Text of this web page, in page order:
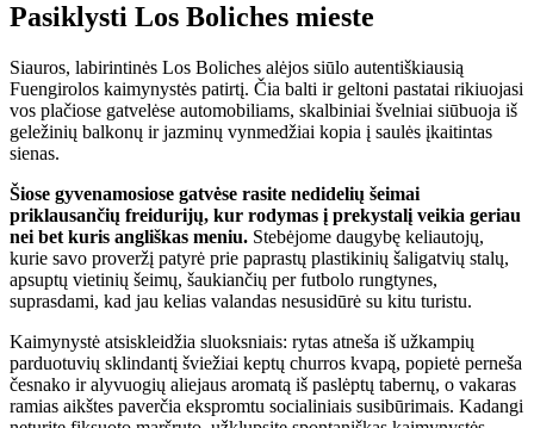
Pasiklysti Los Boliches mieste
Siauros, labirintinės Los Boliches alėjos siūlo autentiškiausią
Fuengirolos kaimynystės patirtį. Čia balti ir geltoni pastatai rikiuojasi
vos plačiose gatvelėse automobiliams, skalbiniai švelniai siūbuoja iš
geležinių balkonų ir jazminų vynmedžiai kopia į saulės įkaitintas
sienas.
Šiose gyvenamosiose gatvėse rasite nedidelių šeimai
priklausančių freidurijų, kur rodymas į prekystalį veikia geriau
nei bet kuris angliškas meniu. Stebėjome daugybę keliautojų,
kurie savo proveržį patyrė prie paprastų plastikinių šaligatvių stalų,
apsuptų vietinių šeimų, šaukiančių per futbolo rungtynes,
suprasdami, kad jau kelias valandas nesusidūrė su kitu turistu.
Kaimynystė atsiskleidžia sluoksniais: rytas atneša iš užkampių
parduotuvių sklindantį šviežiai keptų churros kvapą, popietė perneša
česnako ir alyvuogių aliejaus aromatą iš paslėptų tabernų, o vakaras
ramias aikštes paverčia ekspromtu socialiniais susibūrimais. Kadangi